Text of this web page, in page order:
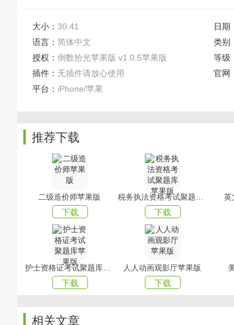
刻能够得到及时的通知。
3. 多平台同步与备份：倒数拾光支持多平台同步
设备之间无缝切换，随时随地访问自己的倒计时
能，确保用户的数据不会因为设备丢失或损坏而
app实用
等，确保用户不会错过任何一个重要时刻。
2. 个性化设置：提供多种主题和背景选择，用户
打造属于自己的专属应用界面。
3. 提醒功能：在重要日子到来前，应用会通过推
及时做好准备。
4. 隐私保护：重视用户隐私安全，采取多种措施
软件亮点
1. 下载安装：用户可以在苹果应用商店中搜索“倒
2. 注册登录：支持多种登录方式，包括手机号、
大小： 30.41 日期
语言： 简体中文 类别
授权： 倒数拾光苹果版 v1.0.5苹果版
等级
插件： 无插件请放心使用 官网
平台： iPhone/苹果
推荐下载
二级造价师苹果版
下载
税务执法资格考试聚题库苹果版
下载
英
护士资格证考试聚题库苹果版
下载
人人动画观影厅苹果版
下载
相关文章